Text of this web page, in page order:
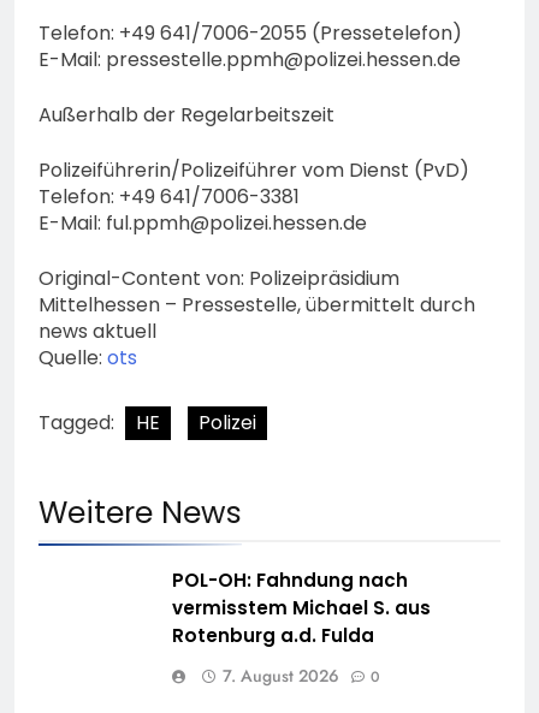
Telefon: +49 641/7006-2055 (Pressetelefon)
E-Mail: pressestelle.ppmh@polizei.hessen.de
Außerhalb der Regelarbeitszeit
Polizeiführerin/Polizeiführer vom Dienst (PvD)
Telefon: +49 641/7006-3381
E-Mail: ful.ppmh@polizei.hessen.de
Original-Content von: Polizeipräsidium
Mittelhessen – Pressestelle, übermittelt durch
news aktuell
Quelle: ots
Tagged: HE Polizei
Weitere News
POL-OH: Fahndung nach
vermisstem Michael S. aus
Rotenburg a.d. Fulda
7. August 2026 0